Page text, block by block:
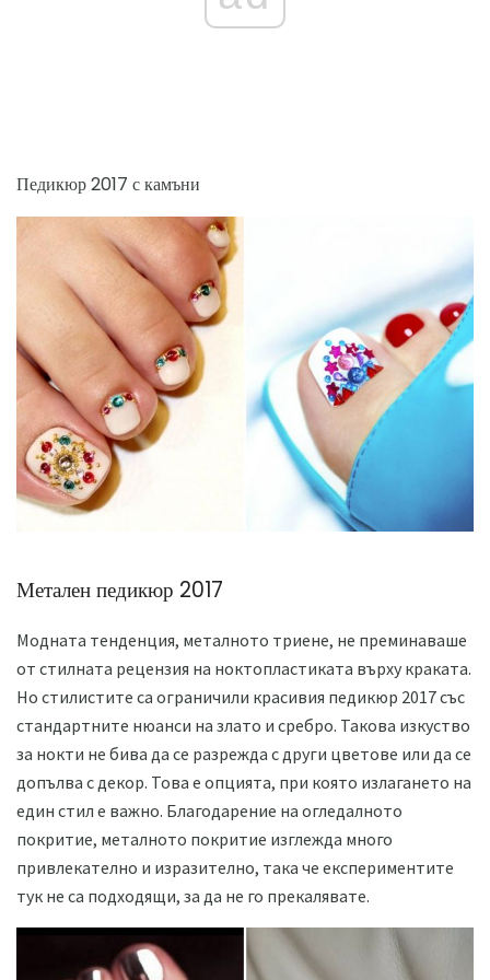
Педикюр 2017 с камъни
Метален педикюр 2017
Модната тенденция, металното триене, не преминаваше
от стилната рецензия на ноктопластиката върху краката.
Но стилистите са ограничили красивия педикюр 2017 със
стандартните нюанси на злато и сребро. Такова изкуство
за нокти не бива да се разрежда с други цветове или да се
допълва с декор. Това е опцията, при която излагането на
един стил е важно. Благодарение на огледалното
покритие, металното покритие изглежда много
привлекателно и изразително, така че експериментите
тук не са подходящи, за да не го прекалявате.